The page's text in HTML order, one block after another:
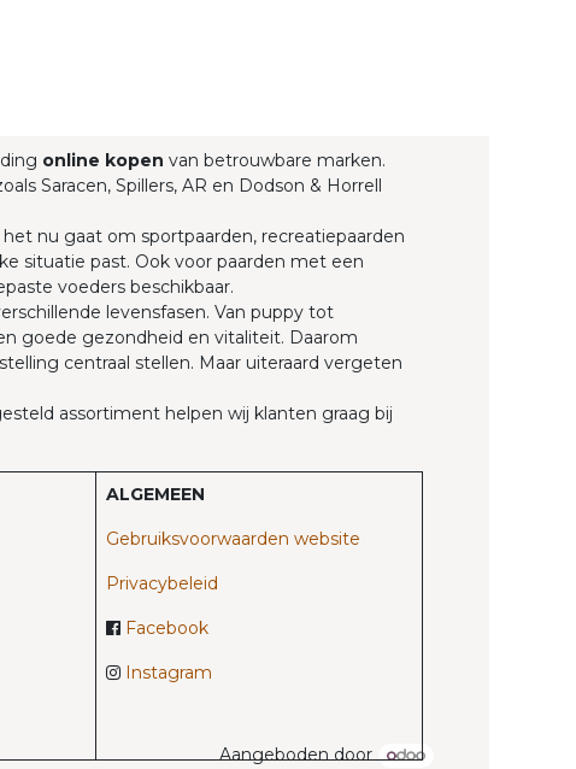
online kopen van betrouwbare marken.
Saracen, Spillers, AR en Dodson & Horrell
nu gaat om sportpaarden, recreatiepaarden
situatie past. Ook voor paarden met een
voeders beschikbaar.
levensfasen. Van puppy tot
goede gezondheid en vitaliteit. Daarom
centraal stellen. Maar uiteraard vergeten
assortiment helpen wij klanten graag bij
ALGEMEEN
Gebruiksvoorwaarden website
Privacybeleid
Facebook
Instagram
Aangeboden door